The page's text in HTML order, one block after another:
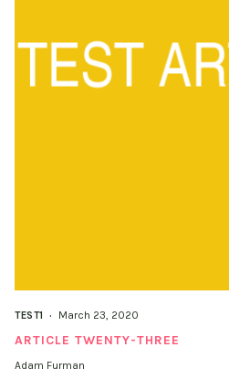
TEST1 March 23, 2020
ARTICLE TWENTY-THREE
Adam Furman